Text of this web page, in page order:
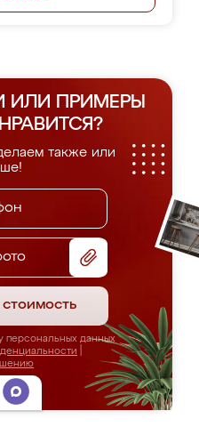
ИЛИ ПРИМЕРЫ
также или
стоимость
персональных данных